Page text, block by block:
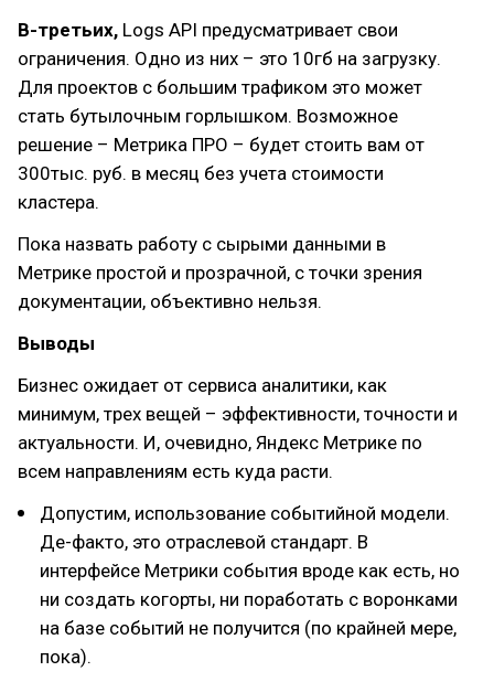
В-третьих, Logs API предусматривает свои
ограничения. Одно из них – это 10гб на загрузку.
Для проектов с большим трафиком это может
стать бутылочным горлышком. Возможное
решение – Метрика ПРО – будет стоить вам от
300тыс. руб. в месяц без учета стоимости
кластера.
Пока назвать работу с сырыми данными в
Метрике простой и прозрачной, с точки зрения
документации, объективно нельзя.
Выводы
Бизнес ожидает от сервиса аналитики, как
минимум, трех вещей – эффективности, точности и
актуальности. И, очевидно, Яндекс Метрике по
всем направлениям есть куда расти.
Допустим, использование событийной модели.
Де-факто, это отраслевой стандарт. В
интерфейсе Метрики события вроде как есть, но
ни создать когорты, ни поработать с воронками
на базе событий не получится (по крайней мере,
пока).